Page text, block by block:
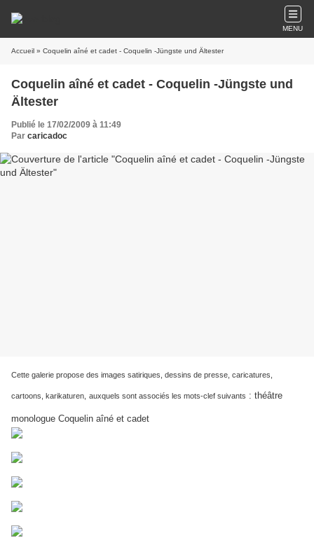
MENU
Accueil » Coquelin aîné et cadet - Coquelin -Jüngste und Ältester
Coquelin aîné et cadet - Coquelin -Jüngste und
Ältester
Publié le 17/02/2009 à 11:49
Par caricadoc
Cette galerie propose des images satiriques, dessins de presse, caricatures,
cartoons, karikaturen, auxquels sont associés les mots-clef suivants : théâtre
monologue Coquelin aîné et cadet